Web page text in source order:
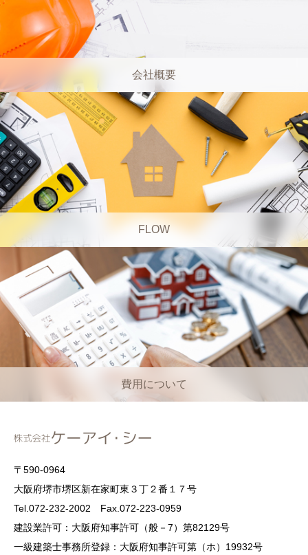
会社概要
FLOW
費用について
〒590-0964
大阪府堺市堺区新在家町東３丁２番１７号
Tel.072-232-2002 Fax.072-223-0959
建設業許可：大阪府知事許可（般－7）第82129号
一級建築士事務所登録：大阪府知事許可第（ホ）19932号